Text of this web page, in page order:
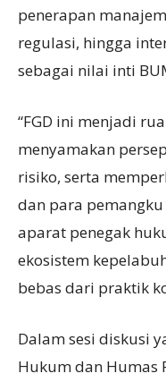
penerapan
regulasi, hingga
sebagai nilai inti
“FGD ini menjadi
menyamakan
risiko, serta
dan para
aparat penegak
ekosistem
bebas dari praktik
Dalam sesi diskusi
Hukum dan Humas